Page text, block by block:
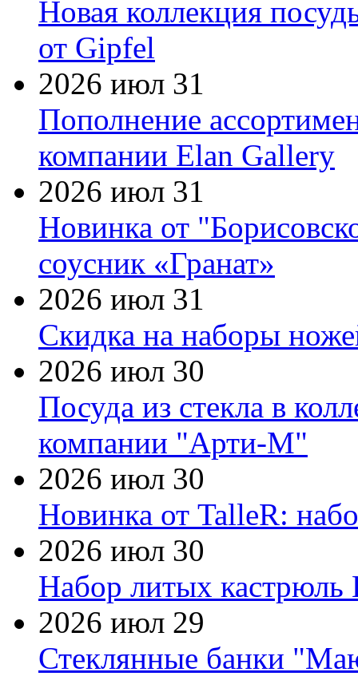
Новая коллекция
от Gipfel
2026 июл 31
Пополнение
компании Elan Gallery
2026 июл 31
Новинка от
соусник «Гранат»
2026 июл 31
Скидка на наборы
2026 июл 30
Посуда из стекла в
компании "Арти-М"
2026 июл 30
Новинка от TalleR:
2026 июл 30
Набор литых кастрюль
2026 июл 29
Стеклянные банки